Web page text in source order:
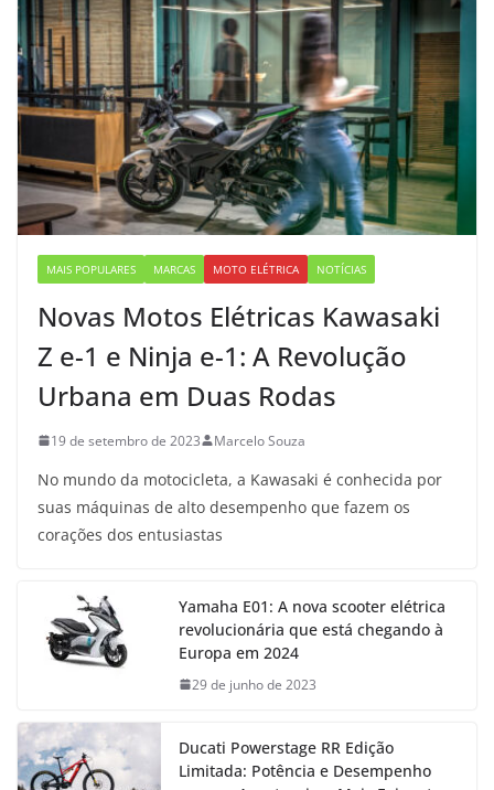
MAIS POPULARES MARCAS MOTO ELÉTRICA NOTÍCIAS
Novas Motos Elétricas Kawasaki
Z e-1 e Ninja e-1: A Revolução
Urbana em Duas Rodas
19 de setembro de 2023 Marcelo Souza
No mundo da motocicleta, a Kawasaki é conhecida por
suas máquinas de alto desempenho que fazem os
corações dos entusiastas
Yamaha E01: A nova scooter elétrica
revolucionária que está chegando à
Europa em 2024
29 de junho de 2023
Ducati Powerstage RR Edição
Limitada: Potência e Desempenho